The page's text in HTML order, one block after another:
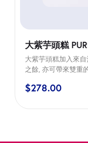
大紫芋頭糕
大紫芋頭糕加入來
之餘, 亦可帶來雙重
臘肉及臘腸、日本
用五香粉、有機葵
傳統重調味品, 換
cake is freshly
$278.00